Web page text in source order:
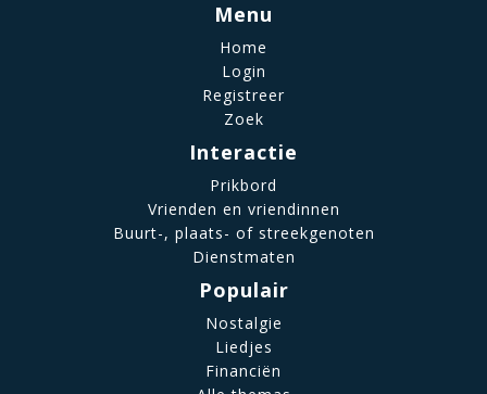
Menu
Home
Login
Registreer
Zoek
Interactie
Prikbord
Vrienden en vriendinnen
Buurt-, plaats- of streekgenoten
Dienstmaten
Populair
Nostalgie
Liedjes
Financiën